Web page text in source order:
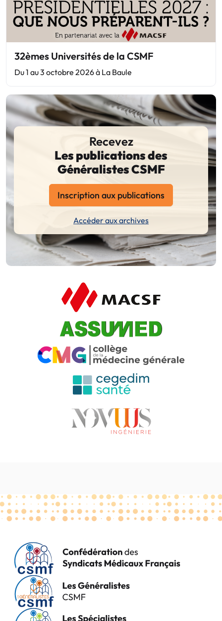
32èmes Universités de la CSMF
Du 1 au 3 octobre 2026 à La Baule
Recevez
Les publications des
Généralistes CSMF
Inscription aux publications
Accéder aux archives